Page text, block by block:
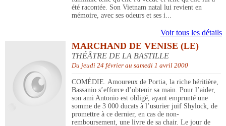
été racontée. Son Vietnam natal lui revient en
mémoire, avec ses odeurs et ses i...
Voir tous les détails
MARCHAND DE VENISE (LE)
THÉÂTRE DE LA BASTILLE
Du jeudi 24 février au samedi 1 avril 2000
COMÉDIE. Amoureux de Portia, la riche héritière,
Bassanio s’efforce d’obtenir sa main. Pour l’aider,
son ami Antonio est obligé, ayant emprunté une
somme de 3 000 ducats à l’usurier juif Shylock, de
promettre à ce dernier, en cas de non-
remboursement, une livre de sa chair. Le jour de